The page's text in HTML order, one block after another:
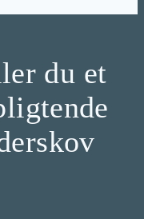
du et